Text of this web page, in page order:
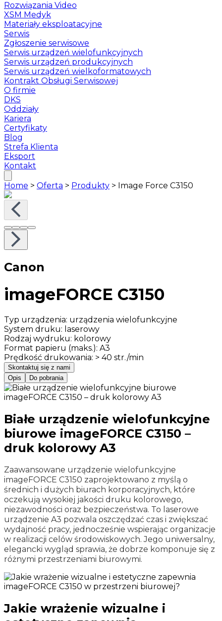
Rozwiązania Video
XSM Medyk
Materiały eksploatacyjne
Serwis
Zgłoszenie serwisowe
Serwis urządzeń wielofunkcyjnych
Serwis urządzeń produkcyjnych
Serwis urządzeń wielkoformatowych
Kontrakt Obsługi Serwisowej
O firmie
DKS
Oddziały
Kariera
Certyfikaty
Blog
Strefa Klienta
Eksport
Kontakt
Home > Oferta > Produkty > Image Force C3150
Canon
imageFORCE C3150
Typ urządzenia: urządzenia wielofunkcyjne
System druku: laserowy
Rodzaj wydruku: kolorowy
Format papieru (maks.): A3
Prędkość drukowania: > 40 str./min
Skontaktuj się z nami
Opis
Do pobrania
Białe urządzenie wielofunkcyjne
biurowe imageFORCE C3150 –
druk kolorowy A3
Zaawansowane urządzenie wielofunkcyjne
imageFORCE C3150 zaprojektowano z myślą o
średnich i dużych biurach korporacyjnych, które
oczekują wysokiej jakości druku kolorowego,
niezawodności oraz bezpieczeństwa. To laserowe
urządzenie A3 pozwala oszczędzać czas i zwiększać
wydajność pracy, jednocześnie wspierając organizacje
w realizacji celów środowiskowych. Jego uniwersalny,
elegancki wygląd sprawia, że dobrze komponuje się z
różnymi przestrzeniami biurowymi.
Jakie wrażenie wizualne i